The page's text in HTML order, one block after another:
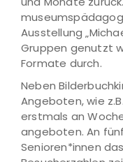
Ausstellung
Gruppen genutzt
Formate durch.
Neben
Angeboten, wie
erstmals an
angeboten. An
Senioren*innen